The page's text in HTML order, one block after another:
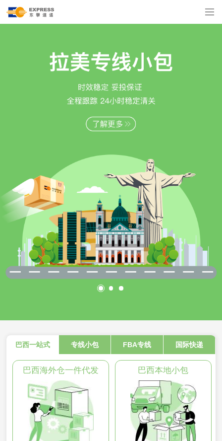
巴西一站式 专线小包 FBA专线 国际快递
巴西海外仓一件代发 巴西本地小包